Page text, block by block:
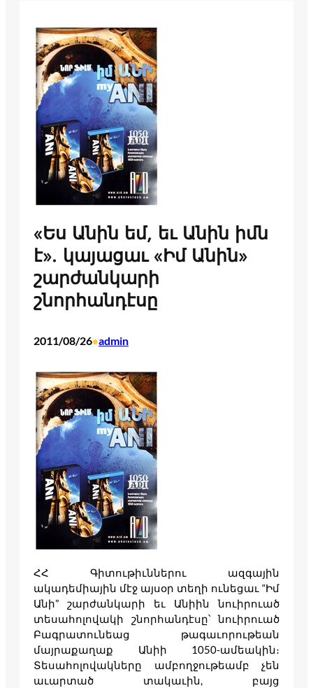
«Ես Անին եմ, եւ Անին իմն
է». կայացաւ «Իմ Անին»
շարժանկարի
շնորհանդէսը
2011/08/26•admin
ՀՀ Գիտութիւններու ազգային
ակադեմիային մէջ այսօր տեղի ունեցաւ “Իմ
Անի” շարժանկարի եւ Անիին նուիրուած
տեսահոլովակի շնորհանդէսը՝ նուիրուած
Բագրատունեաց թագաւորութեան
մայրաքաղաք Անիի 1050-ամեակին։
Տեսահոլովակները ամբողջութեամբ չեն
աւարտած տակաւին, բայց